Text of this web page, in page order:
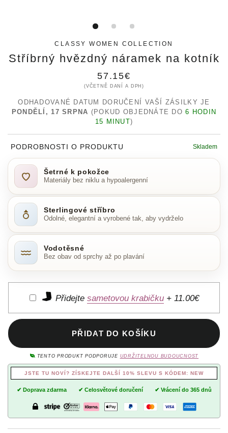
CLASSY WOMEN COLLECTION
Stříbrný hvězdný náramek na kotník
Běžná
cena
57.15€
(VČETNĚ DANÍ A DPH)
ODHADOVANÉ DATUM DORUČENÍ VAŠÍ ZÁSILKY JE
PONDĚLÍ, 17 SRPNA (POKUD OBJEDNÁTE DO6 HODIN
15 MINUT)
PODROBNOSTI O PRODUKTU Skladem
Šetrné k pokožce
Materiály bez niklu a hypoalergenní
Sterlingové stříbro
Odolné, elegantní a vyrobené tak, aby vydrželo
Vodotěsné
Bez obav od sprchy až po plavání
Přidejte sametovou krabičku+ 11.00€
PŘIDAT DO KOŠÍKU
TENTO PRODUKT PODPORUJE UDRŽITELNOU BUDOUCNOST
JSTE TU NOVÍ? ZÍSKEJTE DALŠÍ 10% SLEVU S KÓDEM: NEW
✔ Doprava zdarma ✔ Celosvětové doručení ✔ Vrácení do 365 dnů